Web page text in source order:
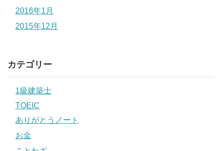
2016年1月
2015年12月
カテゴリー
1級建築士
TOEIC
ありがとうノート
お金